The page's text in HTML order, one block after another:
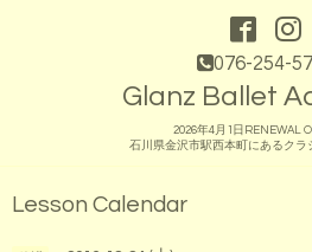
076-254-
Glanz Ballet
2026年4月1日RENEWAL
石川県金沢市駅西本町にあるクラ
Lesson Calendar